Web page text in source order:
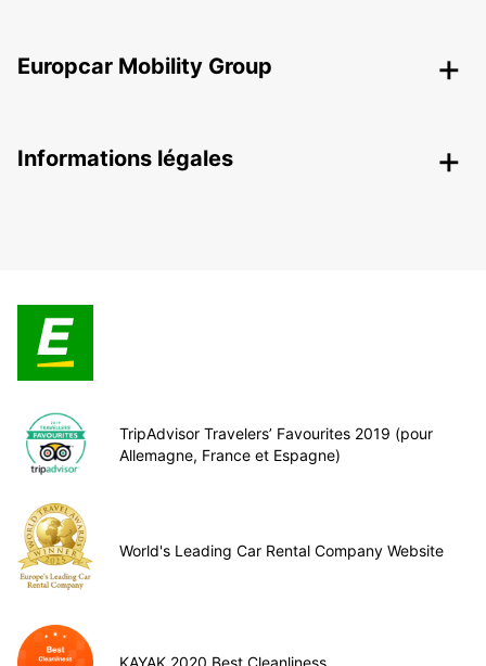
Europcar Mobility Group
Informations légales
TripAdvisor Travelers’ Favourites 2019 (pour
Allemagne, France et Espagne)
World's Leading Car Rental Company Website
KAYAK 2020 Best Cleanliness